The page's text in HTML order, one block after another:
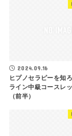
2024.09.16
ヒプノセラピーを知
ライン中級コースレ
（前半）